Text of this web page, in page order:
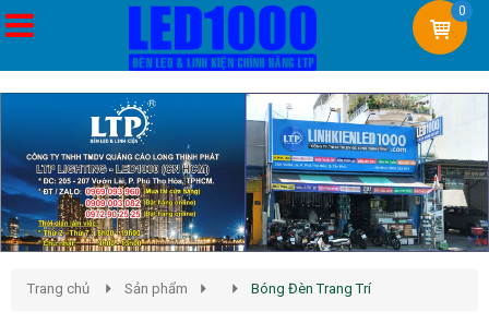
0
Trang chủ Sản phẩm Bóng Đèn Trang Trí